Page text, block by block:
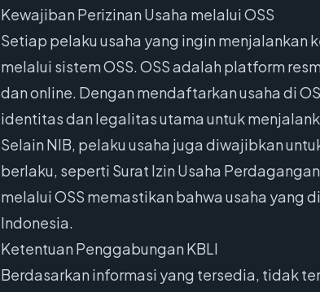
Kewajiban Perizinan Usaha melalui OSS
Setiap pelaku usaha yang ingin menjalankan
melalui sistem OSS. OSS adalah platform
dan online. Dengan mendaftarkan usaha di
identitas dan legalitas utama untuk
Selain NIB, pelaku usaha juga diwajibkan
berlaku, seperti Surat Izin Usaha
melalui OSS memastikan bahwa usaha yang
Indonesia.
Ketentuan Penggabungan KBLI
Berdasarkan informasi yang tersedia, tidak